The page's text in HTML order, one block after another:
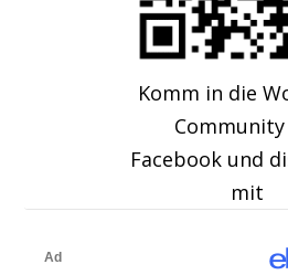
Komm in die
Facebook und
mit